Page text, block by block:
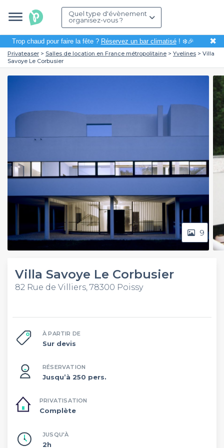
Quel type d'évènement
organisez-vous ?
Trop chaud pour faire la fête ? Réservez un bar climatisé! ❄️🎉 ✖
Privateaser Salles de location en France métropolitaine Yvelines
Villa
Savoye Le Corbusier
9
Villa Savoye Le Corbusier
82 Rue de Villiers, 78300 Poissy
À PARTIR DE
Sur devis
RÉSERVATION
Jusqu’à 250 pers.
PRIVATISATION
Complète
JUSQU'À
2h